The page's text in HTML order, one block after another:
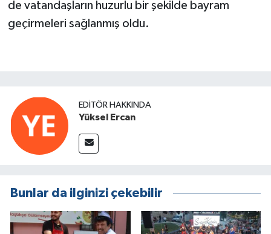
de vatandaşların huzurlu bir şekilde bayram
geçirmeleri sağlanmış oldu.
EDITÖR HAKKINDA
Yüksel Ercan
Bunlar da ilginizi çekebilir